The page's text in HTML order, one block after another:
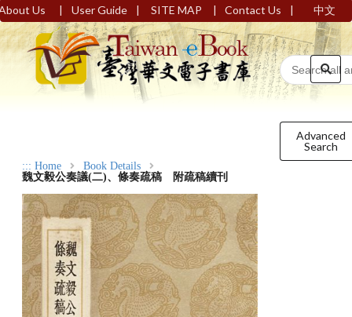
Us | User Guide | SITE MAP | Contact Us | 中文
Advanced
Search
::: Home
Book Details
魏文毅公奏議(二)、條奏疏稿 附疏稿續刊